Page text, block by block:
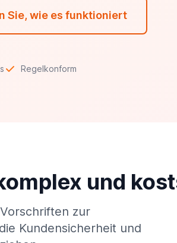
Sie, wie es funktioniert
Regelkonform
und
zur
Kundensicherheit und